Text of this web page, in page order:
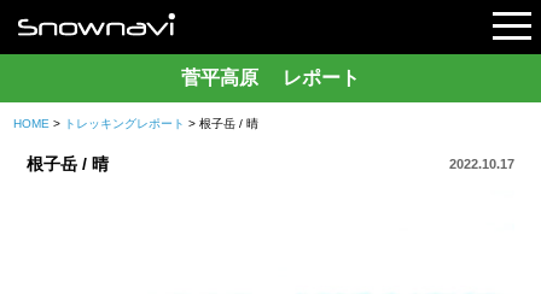
レポート
菅平高原 レポート
HOME > トレッキングレポート > 根子岳 / 晴
根子岳 / 晴 2022.10.17